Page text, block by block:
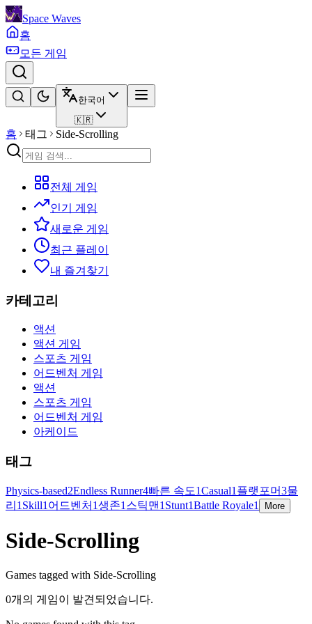
Space Waves
홈
모든 게임
한국어
🇰🇷
홈 태그 Side-Scrolling
전체 게임
인기 게임
새로운 게임
최근 플레이
내 즐겨찾기
카테고리
액션
액션 게임
스포츠 게임
어드벤처 게임
액션
스포츠 게임
어드벤처 게임
아케이드
태그
Physics-based2Endless Runner4빠른 속도1Casual1 플랫포머3물
리 1 Skill1 어드벤처 1생존1 스틱맨 1 Stunt1Battle Royale1 More
Side-Scrolling
Games tagged with Side-Scrolling
0개의 게임이 발견되었습니다.